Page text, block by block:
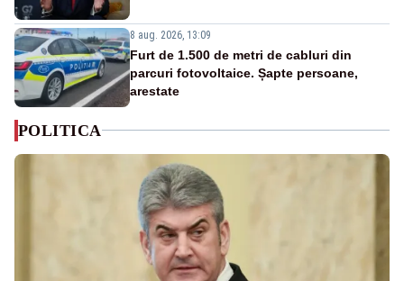
8 aug. 2026, 13:09
Furt de 1.500 de metri de cabluri din
parcuri fotovoltaice. Șapte persoane,
arestate
POLITICA